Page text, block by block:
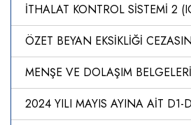
İTHALAT KONTROL SİSTEMİ 2